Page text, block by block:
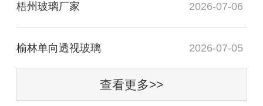
梧州玻璃厂家 2026-07-06
榆林单向透视玻璃 2026-07-05
查看更多>>